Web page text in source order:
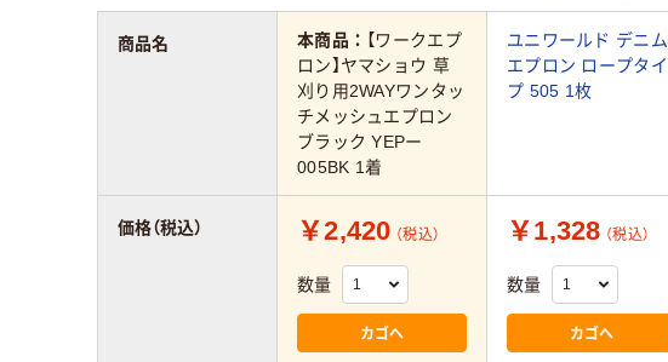
本商品： 【ワークエプ
ロン】ヤマショウ 草
刈り用2WAYワンタッ
チメッシュエプロン
ブラック YEPー
005BK 1着
ユニワールド デニム
エプロン ロープタイ
プ 505 1枚
￥2,420 （税込）
数量
カゴへ
￥1,328 （税込）
数量
カゴへ
商品名
価格（税込）